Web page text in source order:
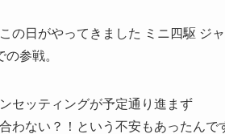
の日がやってきました ミニ四駆 ジ
参戦。
セッティングが予定通り進まず
わない？！という不安もあったんで